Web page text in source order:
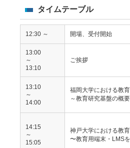
タイムテーブル
12:30 ～ 開場、受付開始
13:00
～
13:10
ご挨拶
13:10
～
14:00
福岡大学における教
～教育研究基盤の概
14:15
～
15:05
神戸大学における教
〜教育用端末・LMS